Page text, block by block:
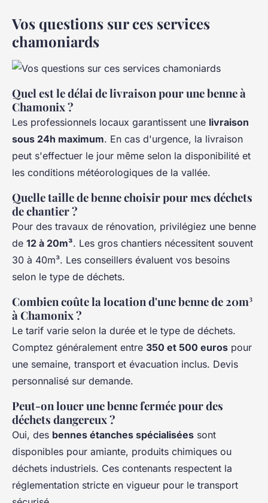
Vos questions sur ces services
chamoniards
Quel est le délai de livraison pour une benne à
Chamonix ?
Les professionnels locaux garantissent une livraison
sous 24h maximum. En cas d'urgence, la livraison
peut s'effectuer le jour même selon la disponibilité et
les conditions météorologiques de la vallée.
Quelle taille de benne choisir pour mes déchets
de chantier ?
Pour des travaux de rénovation, privilégiez une benne
de 12 à 20m³. Les gros chantiers nécessitent souvent
30 à 40m³. Les conseillers évaluent vos besoins
selon le type de déchets.
Combien coûte la location d'une benne de 20m³
à Chamonix ?
Le tarif varie selon la durée et le type de déchets.
Comptez généralement entre 350 et 500 euros pour
une semaine, transport et évacuation inclus. Devis
personnalisé sur demande.
Peut-on louer une benne fermée pour des
déchets dangereux ?
Oui, des bennes étanches spécialisées sont
disponibles pour amiante, produits chimiques ou
déchets industriels. Ces contenants respectent la
réglementation stricte en vigueur pour le transport